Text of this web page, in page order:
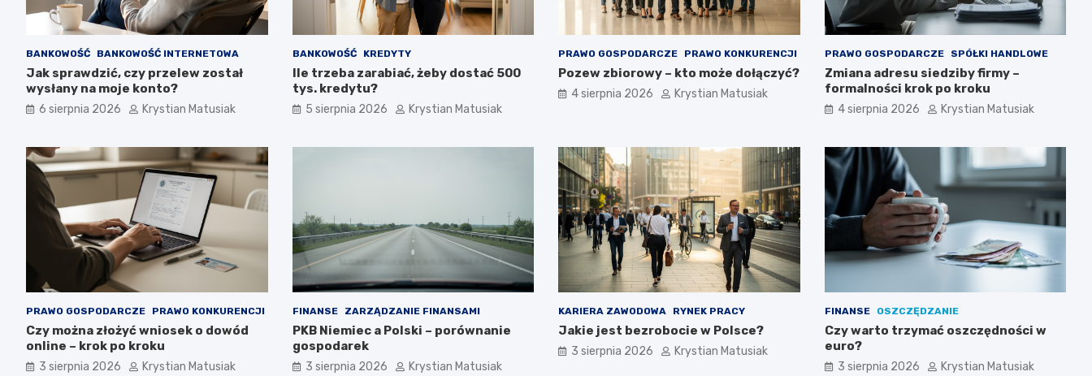
BANKOWOŚĆ BANKOWOŚĆ INTERNETOWA
Jak sprawdzić, czy przelew został
wysłany na moje konto?
6 sierpnia 2026 Krystian Matusiak
BANKOWOŚĆ KREDYTY
Ile trzeba zarabiać, żeby dostać 500
tys. kredytu?
5 sierpnia 2026 Krystian Matusiak
PRAWO GOSPODARCZE PRAWO KONKURENCJI
Pozew zbiorowy – kto może dołączyć?
4 sierpnia 2026 Krystian Matusiak
PRAWO GOSPODARCZE SPÓŁKI HANDLOWE
Zmiana adresu siedziby firmy –
formalności krok po kroku
4 sierpnia 2026 Krystian Matusiak
PRAWO GOSPODARCZE PRAWO KONKURENCJI
Czy można złożyć wniosek o dowód
online – krok po kroku
3 sierpnia 2026 Krystian Matusiak
FINANSE ZARZĄDZANIE FINANSAMI
PKB Niemiec a Polski – porównanie
gospodarek
3 sierpnia 2026 Krystian Matusiak
KARIERA ZAWODOWA RYNEK PRACY
Jakie jest bezrobocie w Polsce?
3 sierpnia 2026 Krystian Matusiak
FINANSE OSZCZĘDZANIE
Czy warto trzymać oszczędności w
euro?
3 sierpnia 2026 Krystian Matusiak